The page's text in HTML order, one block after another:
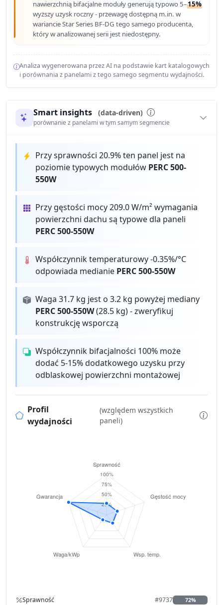
nawierzchnią bifacjalne moduły generują typowo 5–15%
wyższy uzysk roczny - przewagę dostępną m.in. w
wariancie Star Series BF-DG tego samego producenta,
który w analizowanej serii jest niedostępny.
Analiza wygenerowana przez AI na podstawie kart katalogowych
i porównania z panelami z tego samego segmentu wydajności.
Smart insights (data-driven)
porównanie z panelami w tym samym segmencie
Przy sprawności 20.9% ten panel jest na
poziomie typowych modułów PERC 500-
550W
Przy gęstości mocy 209.0 W/m² wymagania
powierzchni dachu są typowe dla paneli
PERC 500-550W
Współczynnik temperaturowy -0.35%/°C
odpowiada medianie PERC 500-550W
Waga 31.7 kg jest o 3.2 kg powyżej mediany
PERC 500-550W(28.5 kg) - zweryfikuj
konstrukcję wsporczą
Współczynnik bifacjalności 100% może
dodać 5-15% dodatkowego uzysku przy
odblaskowej powierzchni montażowej
Profil
wydajności
(względem wszystkich
paneli)
Sprawność #9737 72%